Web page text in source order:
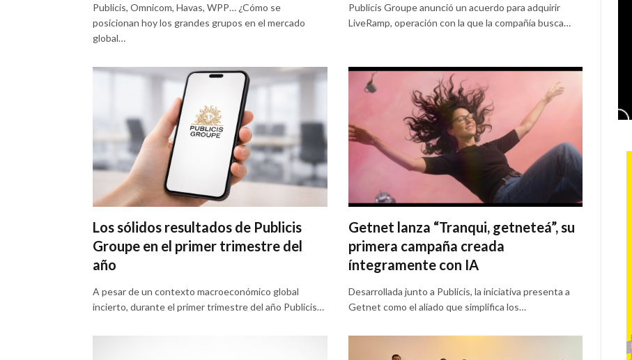
Publicis, Omnicom, Havas, WPP… ¿Cómo se
posicionan hoy los grandes grupos en el mercado
global…
Publicis Groupe anunció un acuerdo para adquirir
LiveRamp, operación con la que la compañía busca…
Los sólidos resultados de Publicis
Groupe en el primer trimestre del
año
A pesar de un contexto macroeconómico global
incierto, durante el primer trimestre del año Publicis…
Getnet lanza “Tranqui, getneteá”, su
primera campaña creada
íntegramente con IA
Desarrollada junto a Publicis, la iniciativa presenta a
Getnet como el aliado que simplifica los…